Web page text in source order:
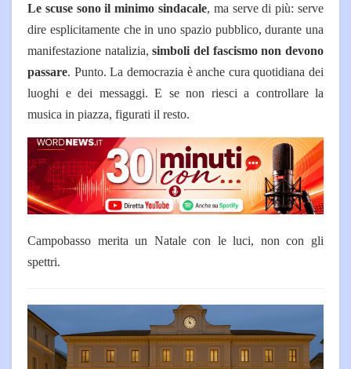
Le scuse sono il minimo sindacale, ma serve di più: serve
dire esplicitamente che in uno spazio pubblico, durante una
manifestazione natalizia,simboli del fascismo non devono
passare. Punto. La democrazia è anche cura quotidiana dei
luoghi e dei messaggi. E se non riesci a controllare la
musica in piazza, figurati il resto.
Campobasso merita un Natale con le luci, non con gli
spettri.